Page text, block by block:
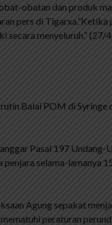
obatan dan produk
pers di
menyeluruh.” (27/
Balai POM di Syringe
Pasal 197 Undang-
selama-lamanya
Agung sepakat
peraturan